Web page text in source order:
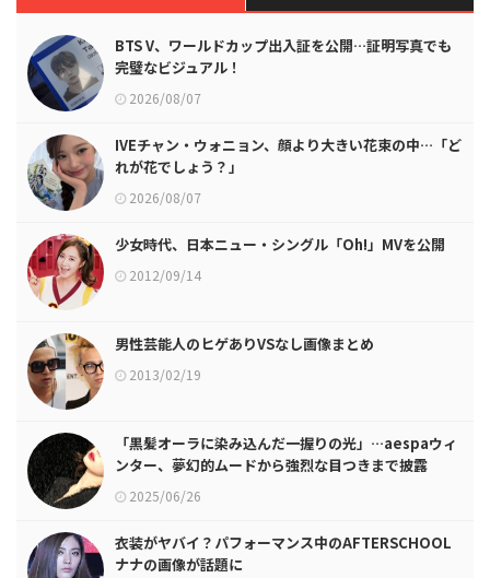
BTS V、ワールドカップ出入証を公開…証明写真でも
完璧なビジュアル！
2026/08/07
IVEチャン・ウォニョン、顔より大きい花束の中…「ど
れが花でしょう？」
2026/08/07
少女時代、日本ニュー・シングル「Oh!」MVを公開
2012/09/14
男性芸能人のヒゲありVSなし画像まとめ
2013/02/19
「黒髪オーラに染み込んだ一握りの光」…aespaウィ
ンター、夢幻的ムードから強烈な目つきまで披露
2025/06/26
衣装がヤバイ？パフォーマンス中のAFTERSCHOOL
ナナの画像が話題に